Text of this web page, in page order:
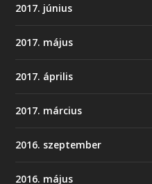
2017. június
2017. május
2017. április
2017. március
2016. szeptember
2016. május